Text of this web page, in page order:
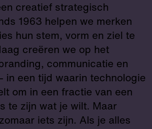
creatief strategisch
1963 helpen we merken
hun stem, vorm en ziel te
creëren we op het
communicatie en
in een tijd waarin technologie
om in een fractie van een
te zijn wat je wilt. Maar
iets zijn. Als je alles